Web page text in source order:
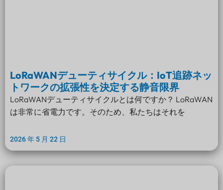
LoRaWANデューティサイクル：IoT追跡ネッ
トワークの拡張性を決定する静音限界
LoRaWANデューティサイクルとは何ですか？ LoRaWAN
は非常に省電力です。そのため、私たちはそれを
2026 年 5 月 22 日